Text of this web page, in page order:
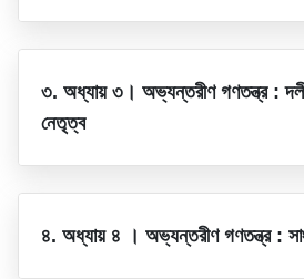
৩. অধ্যায় ৩। অভ্যন্তরীণ গণতন্ত্র :
নেতৃত্ব
৪. অধ্যায় ৪ । অভ্যন্তরীণ গণতন্ত্র :